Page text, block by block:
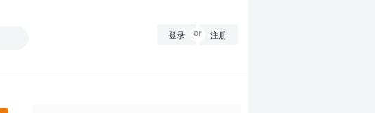
登录 or 注册